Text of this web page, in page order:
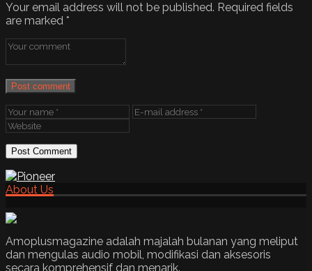
Your email address will not be published. Required fields
are marked *
Post comment
About Us
Amoplusmagazine adalah majalah bulanan yang meliput
dan mengulas audio mobil, modifikasi dan aksesoris
secara komprehensif dan menarik.